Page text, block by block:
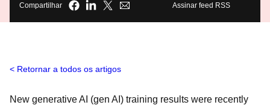
Compartilhar Assinar feed RSS
Retornar a todos os artigos
New generative AI (gen AI) training results were recently